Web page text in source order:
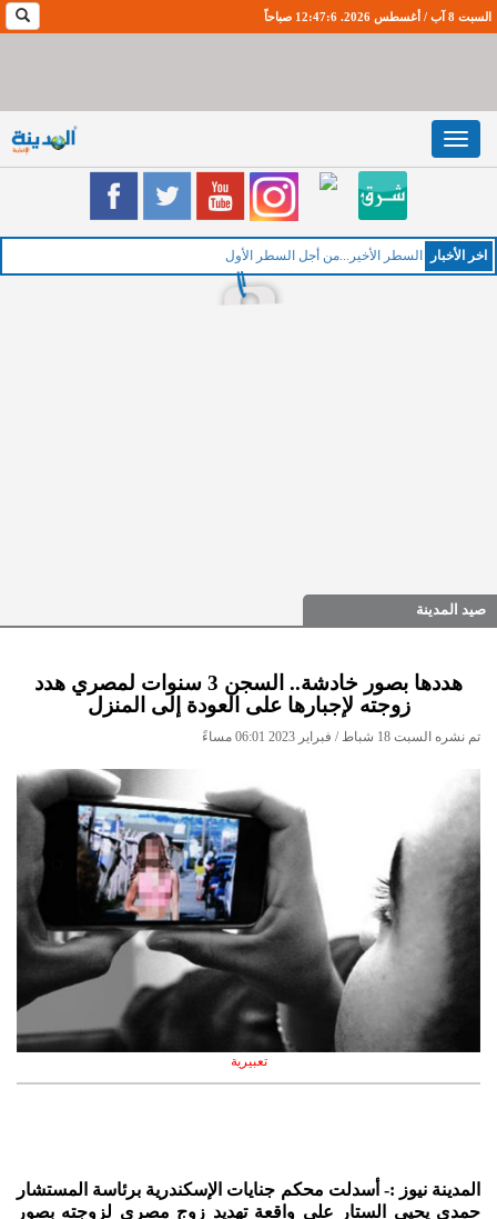
السبت 8 آب / أغسطس 2026. 12:47:7 صباحاً
Toggle
navigation
اخر اﻷخبار السطر الأخير...من أجل السطر الأول
صيد المدينة
هددها بصور خادشة.. السجن 3 سنوات لمصري هدد
زوجته لإجبارها على العودة إلى المنزل
تم نشره السبت 18 شباط / فبراير 2023 06:01 مساءً
تعبيرية
المدينة نيوز :- أسدلت محكم جنايات الإسكندرية برئاسة المستشار
حمدي يحيي الستار على واقعة تهديد زوج مصري لزوجته بصور